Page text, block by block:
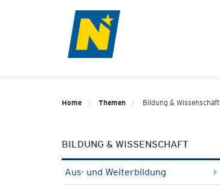
Home Themen Bildung & Wissenschaft
BILDUNG & WISSENSCHAFT
Aus- und Weiterbildung